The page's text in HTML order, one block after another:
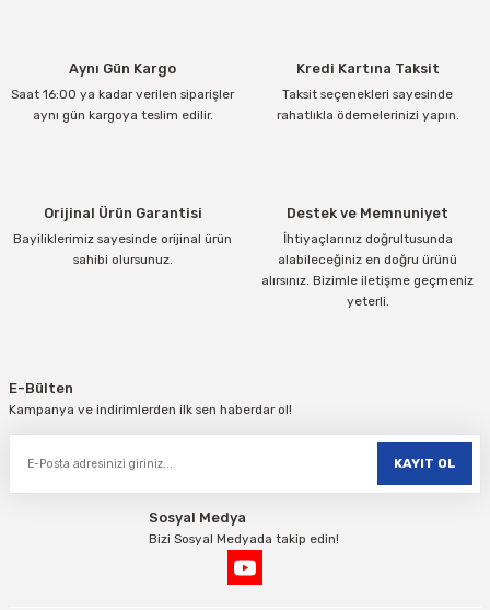
Ürün açıklamasında eksik bilgiler bulunuyor.
Ürün bilgilerinde hatalar bulunuyor.
Aynı Gün Kargo
Saat 16:00 ya kadar verilen siparişler
aynı gün kargoya teslim edilir.
Kredi Kartına Taksit
Taksit seçenekleri sayesinde
rahatlıkla ödemelerinizi yapın.
Orijinal Ürün Garantisi
Bayiliklerimiz sayesinde orijinal ürün
sahibi olursunuz.
Destek ve Memnuniyet
İhtiyaçlarınız doğrultusunda
alabileceğiniz en doğru ürünü
alırsınız. Bizimle iletişme geçmeniz
yeterli.
E-Bülten
Kampanya ve indirimlerden ilk sen haberdar ol!
KAYIT OL
Sosyal Medya
Bizi Sosyal Medyada takip edin!